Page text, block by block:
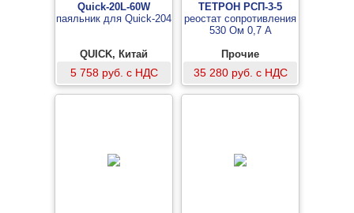
Quick-20L-60W
паяльник для Quick-204
QUICK, Китай
5 758 руб. с НДС
ТЕТРОН РСП-3-5
реостат сопротивления
530 Ом 0,7 А
Прочие
35 280 руб. с НДС